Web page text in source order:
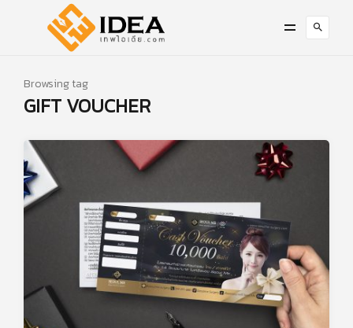
Browsing tag
GIFT VOUCHER